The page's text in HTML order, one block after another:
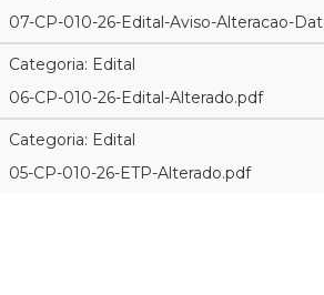
07-CP-010-26-Edital-Aviso-Alteracao-
Categoria: Edital
06-CP-010-26-Edital-Alterado.pdf
Categoria: Edital
05-CP-010-26-ETP-Alterado.pdf